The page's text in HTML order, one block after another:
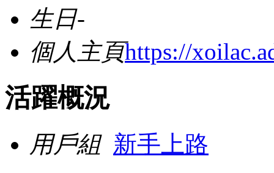
生日-
個人主頁https://
活躍概況
用戶組 新手上路